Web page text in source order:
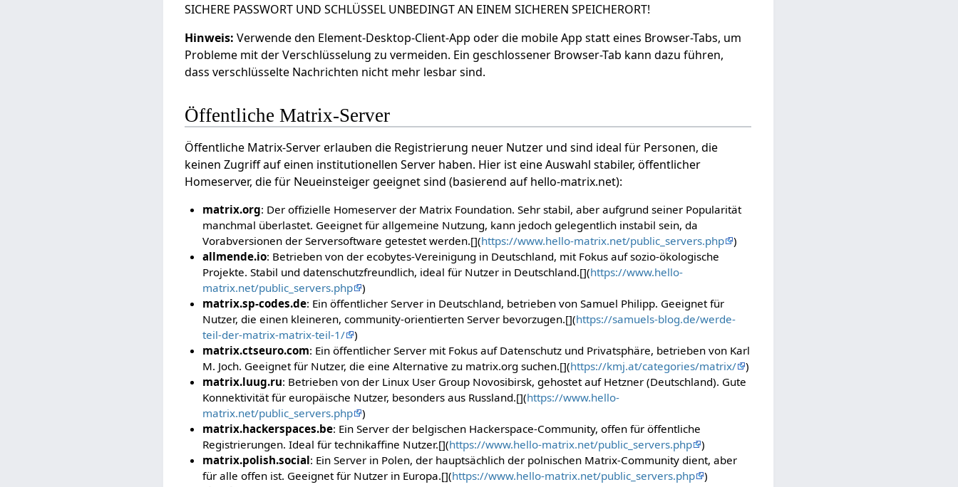
SICHERE PASSWORT UND SCHLÜSSEL UNBEDINGT AN EINEM SICHEREN SPEICHERORT!
Hinweis: Verwende den Element-Desktop-Client-App oder die mobile App statt eines Browser-Tabs, um
Probleme mit der Verschlüsselung zu vermeiden. Ein geschlossener Browser-Tab kann dazu führen,
dass verschlüsselte Nachrichten nicht mehr lesbar sind.
Öffentliche Matrix-Server
Öffentliche Matrix-Server erlauben die Registrierung neuer Nutzer und sind ideal für Personen, die
keinen Zugriff auf einen institutionellen Server haben. Hier ist eine Auswahl stabiler, öffentlicher
Homeserver, die für Neueinsteiger geeignet sind (basierend auf hello-matrix.net):
matrix.org: Der offizielle Homeserver der Matrix Foundation. Sehr stabil, aber aufgrund seiner Popularität
manchmal überlastet. Geeignet für allgemeine Nutzung, kann jedoch gelegentlich instabil sein, da
Vorabversionen der Serversoftware getestet werden.[](https://www.hello-matrix.net/public_servers.php
)
allmende.io: Betrieben von der ecobytes-Vereinigung in Deutschland, mit Fokus auf sozio-ökologische
Projekte. Stabil und datenschutzfreundlich, ideal für Nutzer in Deutschland.[](https://www.hello-
matrix.net/public_servers.php
)
matrix.sp-codes.de: Ein öffentlicher Server in Deutschland, betrieben von Samuel Philipp. Geeignet für
Nutzer, die einen kleineren, community-orientierten Server bevorzugen.[](https://samuels-blog.de/werde-
teil-der-matrix-matrix-teil-1/
)
matrix.ctseuro.com: Ein öffentlicher Server mit Fokus auf Datenschutz und Privatsphäre, betrieben von Karl
M. Joch. Geeignet für Nutzer, die eine Alternative zu matrix.org suchen.[](https://kmj.at/categories/matrix/
)
matrix.luug.ru: Betrieben von der Linux User Group Novosibirsk, gehostet auf Hetzner (Deutschland). Gute
Konnektivität für europäische Nutzer, besonders aus Russland.[](https://www.hello-
matrix.net/public_servers.php
)
matrix.hackerspaces.be: Ein Server der belgischen Hackerspace-Community, offen für öffentliche
Registrierungen. Ideal für technikaffine Nutzer.[](https://www.hello-matrix.net/public_servers.php
)
matrix.polish.social: Ein Server in Polen, der hauptsächlich der polnischen Matrix-Community dient, aber
für alle offen ist. Geeignet für Nutzer in Europa.[](https://www.hello-matrix.net/public_servers.php
)